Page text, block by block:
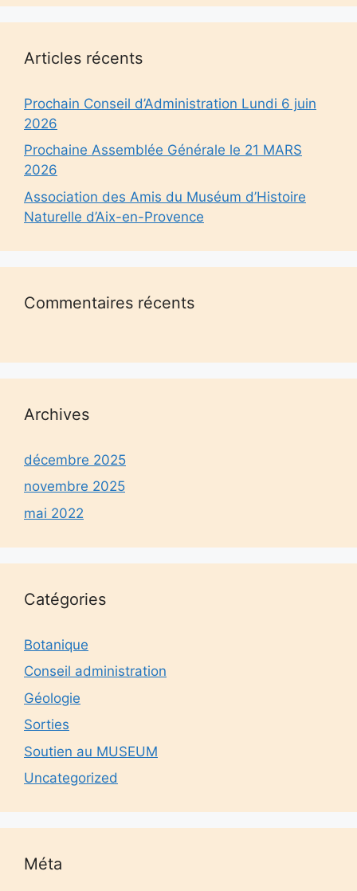
Articles récents
Prochain Conseil d’Administration Lundi 6 juin
2026
Prochaine Assemblée Générale le 21 MARS
2026
Association des Amis du Muséum d’Histoire
Naturelle d’Aix-en-Provence
Commentaires récents
Archives
décembre 2025
novembre 2025
mai 2022
Catégories
Botanique
Conseil administration
Géologie
Sorties
Soutien au MUSEUM
Uncategorized
Méta